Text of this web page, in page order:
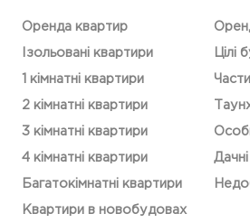
Оренда квартир
Ізольовані квартири
1 кімнатні квартири
2 кімнатні квартири
3 кімнатні квартири
4 кімнатні квартири
Багатокімнатні квартири
Квартири в новобудовах
Цілі